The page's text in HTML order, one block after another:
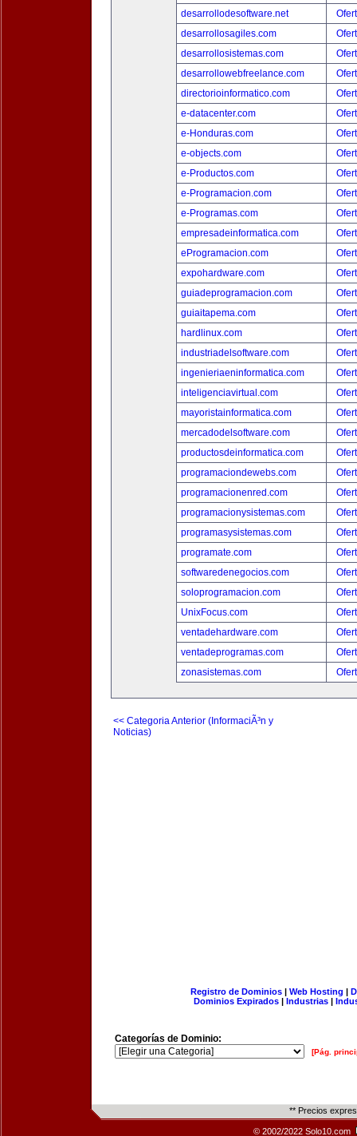
desarrollodesoftware.net
desarrollosagiles.com
desarrollosistemas.com
desarrollowebfreelance.com
directorioinformatico.com
e-datacenter.com
e-Honduras.com
e-objects.com
e-Productos.com
e-Programacion.com
e-Programas.com
empresadeinformatica.com
eProgramacion.com
expohardware.com
guiadeprogramacion.com
guiaitapema.com
hardlinux.com
industriadelsoftware.com
ingenieriaeninformatica.com
inteligenciavirtual.com
mayoristainformatica.com
mercadodelsoftware.com
productosdeinformatica.com
programaciondewebs.com
programacionenred.com
programacionysistemas.com
programasysistemas.com
programate.com
softwaredenegocios.com
soloprogramacion.com
UnixFocus.com
ventadehardware.com
ventadeprogramas.com
zonasistemas.com
<< Categoria Anterior (InformaciÃ³n y
Noticias)
Registro de Dominios| Web Hosting |
Dominios Expirados | Industrias |
Categorías de Dominio:
[Pág.
** Precios
© 2002/2022 Solo10.com